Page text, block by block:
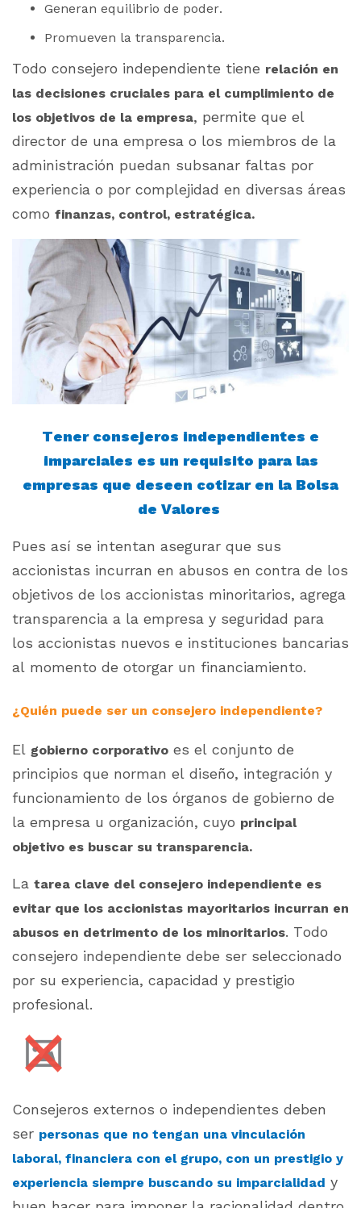
Generan equilibrio de poder.
Promueven la transparencia.
Todo consejero independiente tiene relación en
las decisiones cruciales para el cumplimiento de
los objetivos de la empresa, permite que el
director de una empresa o los miembros de la
administración puedan subsanar faltas por
experiencia o por complejidad en diversas áreas
como finanzas, control, estratégica.
Tener consejeros independientes e
imparciales es un requisito para las
empresas que deseen cotizar en la Bolsa
de Valores
Pues así se intentan asegurar que sus
accionistas incurran en abusos en contra de los
objetivos de los accionistas minoritarios, agrega
transparencia a la empresa y seguridad para
los accionistas nuevos e instituciones bancarias
al momento de otorgar un financiamiento.
¿Quién puede ser un consejero independiente?
El gobierno corporativo es el conjunto de
principios que norman el diseño, integración y
funcionamiento de los órganos de gobierno de
la empresa u organización, cuyo principal
objetivo es buscar su transparencia.
La tarea clave del consejero independiente es
evitar que los accionistas mayoritarios incurran en
abusos en detrimento de los minoritarios. Todo
consejero independiente debe ser seleccionado
por su experiencia, capacidad y prestigio
profesional.
Consejeros externos o independientes deben
ser personas que no tengan una vinculación
laboral, financiera con el grupo, con un prestigio y
experiencia siempre buscando su imparcialidad y